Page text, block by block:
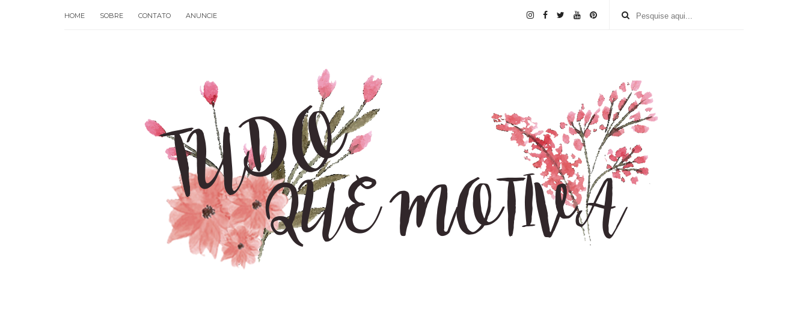
HOME SOBRE CONTATO ANUNCIE